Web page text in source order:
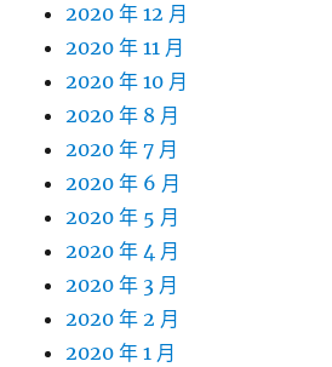
2020 年 12 月
2020 年 11 月
2020 年 10 月
2020 年 8 月
2020 年 7 月
2020 年 6 月
2020 年 5 月
2020 年 4 月
2020 年 3 月
2020 年 2 月
2020 年 1 月